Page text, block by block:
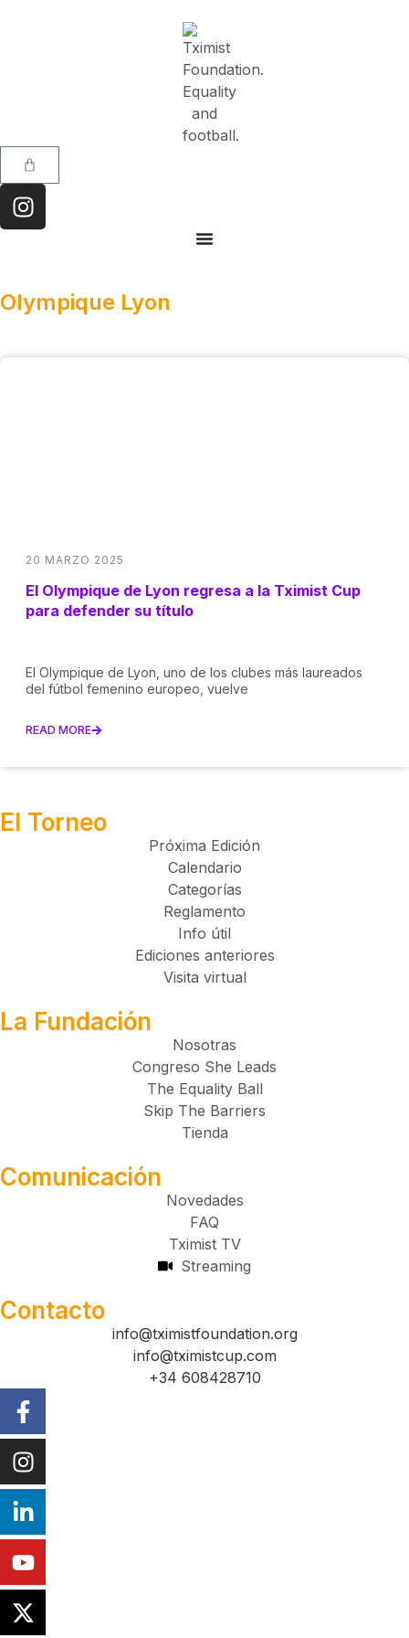
Olympique Lyon
20 MARZO 2025
El Olympique de Lyon regresa a la Tximist Cup
para defender su título
El Olympique de Lyon, uno de los clubes más laureados
del fútbol femenino europeo, vuelve
READ MORE
El Torneo
Próxima Edición
Calendario
Categorías
Reglamento
Info útil
Ediciones anteriores
Visita virtual
La Fundación
Nosotras
Congreso She Leads
The Equality Ball
Skip The Barriers
Tienda
Comunicación
Novedades
FAQ
Tximist TV
Streaming
Contacto
info@tximistfoundation.org
info@tximistcup.com
+34 608428710